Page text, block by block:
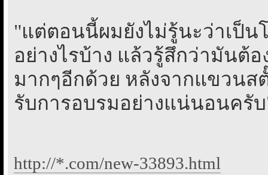
"แต่ตอนนี้ผมยังไม่รู้นะว่าเป็น
อย่างไรบ้าง แล้วรู้สึกว่ามันต้
มากๆอีกด้วย หลังจากแขวนส
รับการอบรมอย่างแน่นอนครั
http://*.com/new-33893.html